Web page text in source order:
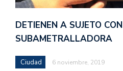
DETIENEN A SUJETO CON
SUBAMETRALLADORA
Ciudad 6 noviembre, 2019